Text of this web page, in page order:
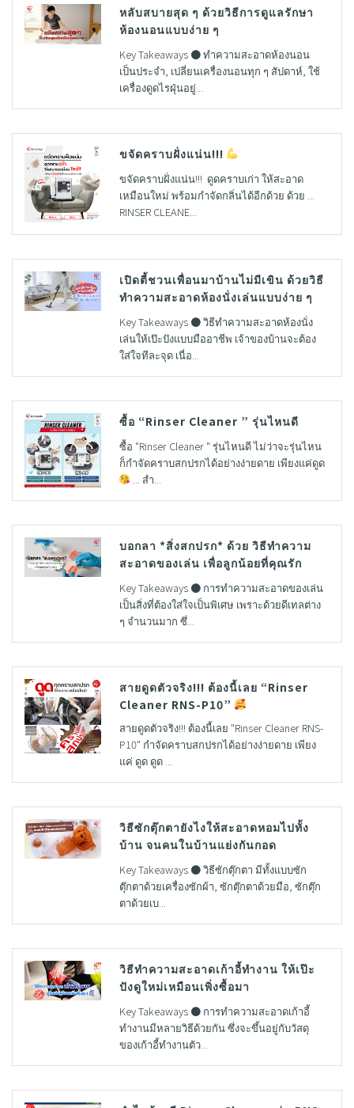
หลับสบายสุด ๆ ด้วยวิธีการดูแลรักษา
ห้องนอนแบบง่าย ๆ
Key Takeaways ● ทำความสะอาดห้องนอน
เป็นประจำ, เปลี่ยนเครื่องนอนทุก ๆ สัปดาห์, ใช้
เครื่องดูดไรฝุ่นอยู่...
ขจัดคราบฝั่งแน่น!!!
ขจัดคราบฝั่งแน่น!!! ดูดคราบเก่า ให้สะอาด
เหมือนใหม่ พร้อมกำจัดกลิ่นได้อีกด้วย ด้วย ...
RINSER CLEANE...
เปิดตี้ชวนเพื่อนมาบ้านไม่มีเขิน ด้วยวิธี
ทำความสะอาดห้องนั่งเล่นแบบง่าย ๆ
Key Takeaways ● วิธีทำความสะอาดห้องนั่ง
เล่นให้เป๊ะปังแบบมืออาชีพ เจ้าของบ้านจะต้อง
ใส่ใจทีละจุด เนื่อ...
ซื้อ “Rinser Cleaner ” รุ่นไหนดี
ซื้อ "Rinser Cleaner " รุ่นไหนดี ไม่ว่าจะรุ่นไหน
ก็กำจัดคราบสกปรกได้อย่างง่ายดาย เพียงแค่ดูด
... สำ...
บอกลา *สิ่งสกปรก* ด้วย วิธีทำความ
สะอาดของเล่น เพื่อลูกน้อยที่คุณรัก
Key Takeaways ● การทำความสะอาดของเล่น
เป็นสิ่งที่ต้องใส่ใจเป็นพิเศษ เพราะด้วยดีเทลต่าง
ๆ จำนวนมาก ซึ่...
สายดูดตัวจริง!!! ต้องนี้เลย “Rinser
Cleaner RNS-P10”
สายดูดตัวจริง!!! ต้องนี้เลย "Rinser Cleaner RNS-
P10" กำจัดคราบสกปรกได้อย่างง่ายดาย เพียง
แค่ ดูด ดูด ...
วิธีซักตุ๊กตายังไงให้สะอาดหอมไปทั้ง
บ้าน จนคนในบ้านแย่งกันกอด
Key Takeaways ● วิธีซักตุ๊กตา มีทั้งแบบซัก
ตุ๊กตาด้วยเครื่องซักผ้า, ซักตุ๊กตาด้วยมือ, ซักตุ๊ก
ตาด้วยเบ...
วิธีทำความสะอาดเก้าอี้ทำงาน ให้เป๊ะ
ปังดูใหม่เหมือนเพิ่งซื้อมา
Key Takeaways ● การทำความสะอาดเก้าอี้
ทำงานมีหลายวิธีด้วยกัน ซึ่งจะขึ้นอยู่กับวัสดุ
ของเก้าอี้ทำงานตัว...